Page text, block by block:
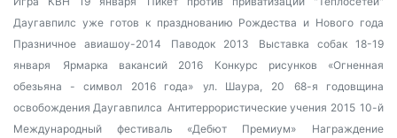
Даугавпилс уже готов к празднованию Рождества и Нового года
Празничное авиашоу-2014
Паводок 2013
Выставка собак 18-19
января
Ярмарка вакансий 2016
Конкурс рисунков «Огненная
обезьяна - символ 2016 года»
ул. Шаура, 20
68-я годовщина
освобождения Даугавпилса Антитеррористические учения 2015 10-й
Международный фестиваль «Дебют Премиум»
Награждение